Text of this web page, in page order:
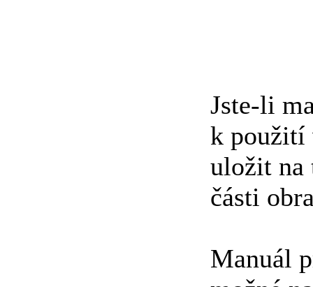
Jste-li
k použití
uložit na
části
Manuál